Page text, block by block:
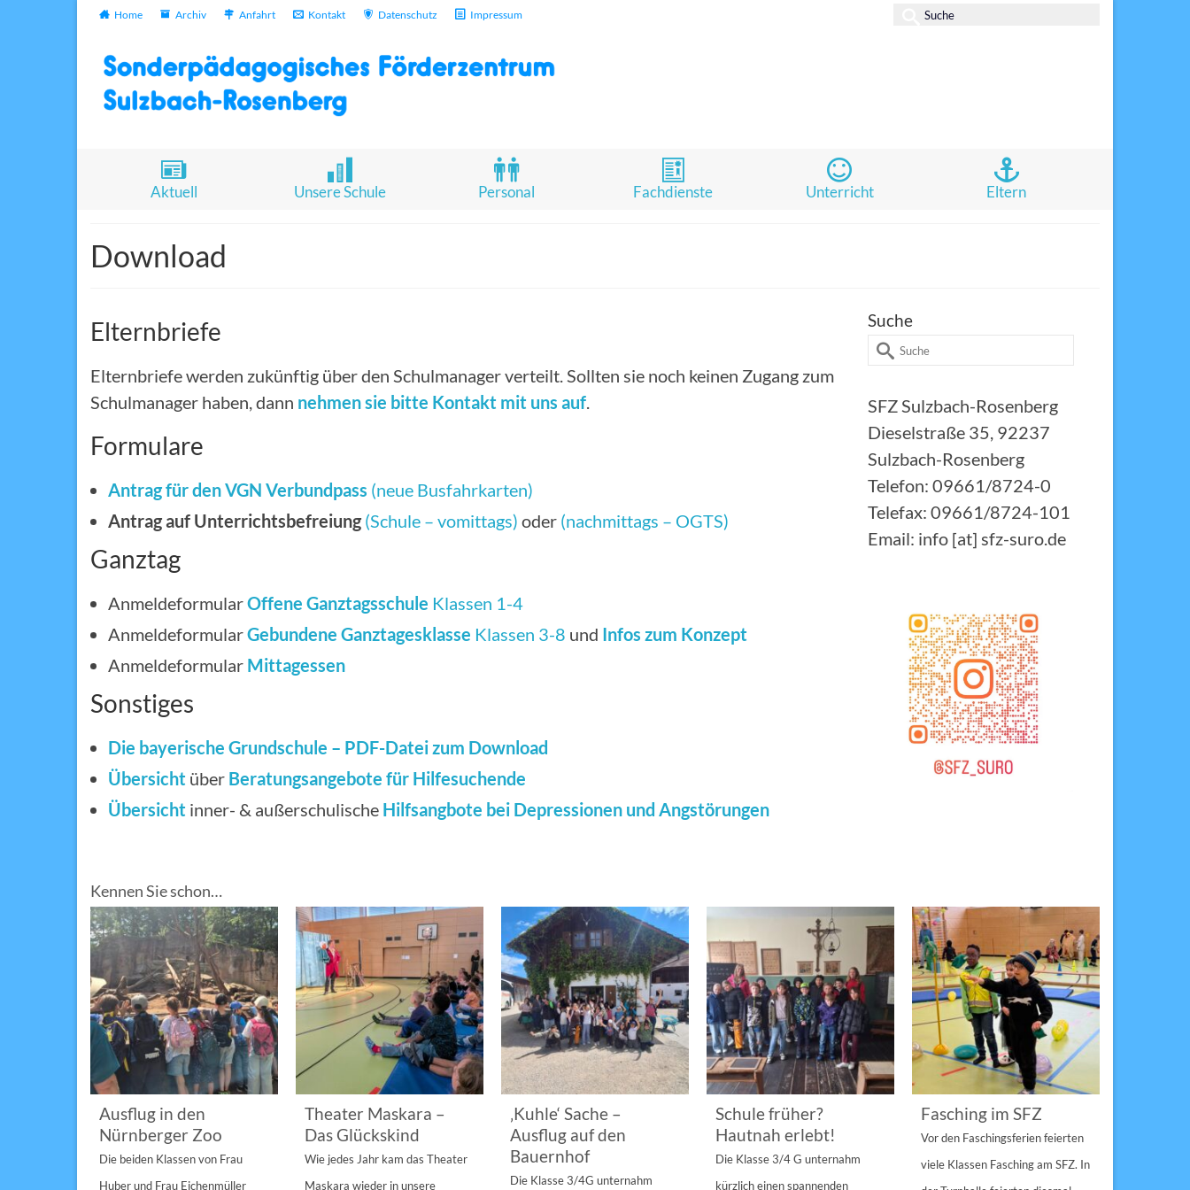
Home Archiv Anfahrt Kontakt Datenschutz Impressum
Suche
Aktuell Unsere Schule Personal Fachdienste Unterricht Eltern
Download
Elternbriefe
Elternbriefe werden zukünftig über den Schulmanager verteilt. Sollten sie noch keinen Zugang zum
Schulmanager haben, dann nehmen sie bitte Kontakt mit uns auf.
Formulare
Antrag für den VGN Verbundpass (neue Busfahrkarten)
Antrag auf Unterrichtsbefreiung (Schule – vomittags) oder (nachmittags – OGTS)
Ganztag
AnmeldeformularOffene Ganztagsschule Klassen 1-4
AnmeldeformularGebundene Ganztagesklasse Klassen 3-8 und Infos zum Konzept
Anmeldeformular Mittagessen
Sonstiges
Die bayerische Grundschule – PDF-Datei zum Download
Übersicht über Beratungsangebote für Hilfesuchende
Übersicht inner- & außerschulische Hilfsangbote bei Depressionen und Angstörungen
Suche
Suche
SFZ Sulzbach-Rosenberg
Dieselstraße 35, 92237
Sulzbach-Rosenberg
Telefon: 09661/8724-0
Telefax: 09661/8724-101
Email: info [at] sfz-suro.de
Kennen Sie schon…
Ausflug in den
Nürnberger Zoo
Die beiden Klassen von Frau
Huber und Frau Eichenmüller
Theater Maskara –
Das Glückskind
Wie jedes Jahr kam das Theater
Maskara wieder in unsere
‚Kuhle‘ Sache –
Ausflug auf den
Bauernhof
Die Klasse 3/4G unternahm
Schule früher?
Hautnah erlebt!
Die Klasse 3/4 G unternahm
kürzlich einen spannenden
Fasching im SFZ
Vor den Faschingsferien feierten
viele Klassen Fasching am SFZ. In